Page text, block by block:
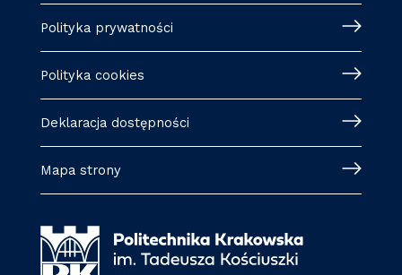
Polityka prywatności
Polityka cookies
Deklaracja dostępności
Mapa strony